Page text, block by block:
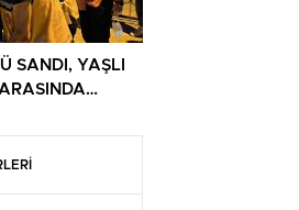
SANDI, YAŞLI